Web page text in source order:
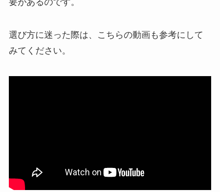
選び方に迷った際は、こちらの動画も参考にして
みてください。